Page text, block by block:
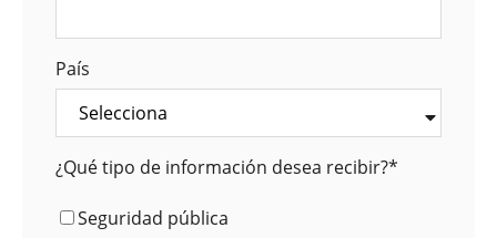
País
¿Qué tipo de información desea recibir?*
Seguridad pública